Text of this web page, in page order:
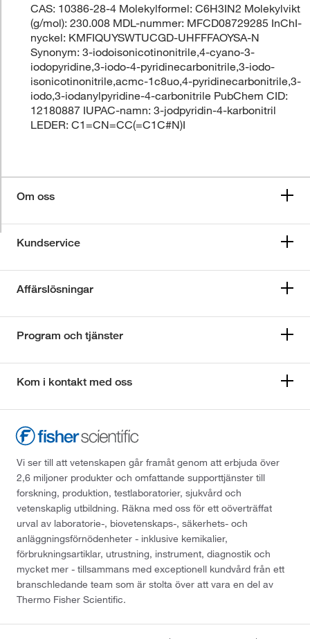
CAS: 10386-28-4 Molekylformel: C6H3IN2 Molekylvikt
(g/mol): 230.008 MDL-nummer: MFCD08729285 InChI-
nyckel: KMFIQUYSWTUCGD-UHFFFAOYSA-N
Synonym: 3-iodoisonicotinonitrile,4-cyano-3-
iodopyridine,3-iodo-4-pyridinecarbonitrile,3-iodo-
isonicotinonitrile,acmc-1c8uo,4-pyridinecarbonitrile,3-
iodo,3-iodanylpyridine-4-carbonitrile PubChem CID:
12180887 IUPAC-namn: 3-jodpyridin-4-karbonitril
LEDER: C1=CN=CC(=C1C#N)I
Om oss
Kundservice
Affärslösningar
Program och tjänster
Kom i kontakt med oss
Vi ser till att vetenskapen går framåt genom att erbjuda över
2,6 miljoner produkter och omfattande supporttjänster till
forskning, produktion, testlaboratorier, sjukvård och
vetenskaplig utbildning. Räkna med oss för ett oöverträffat
urval av laboratorie-, biovetenskaps-, säkerhets- och
anläggningsförnödenheter - inklusive kemikalier,
förbrukningsartiklar, utrustning, instrument, diagnostik och
mycket mer - tillsammans med exceptionell kundvård från ett
branschledande team som är stolta över att vara en del av
Thermo Fisher Scientific.